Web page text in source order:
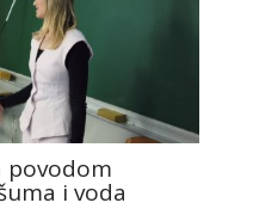
povodom
i voda